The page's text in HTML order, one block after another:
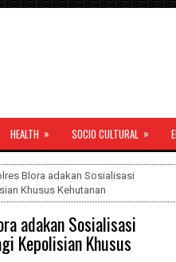
HEALTH » SOCIO CULTURAL »
Blora adakan Sosialisasi
Khusus Kehutanan
adakan Sosialisasi
Kepolisian Khusus